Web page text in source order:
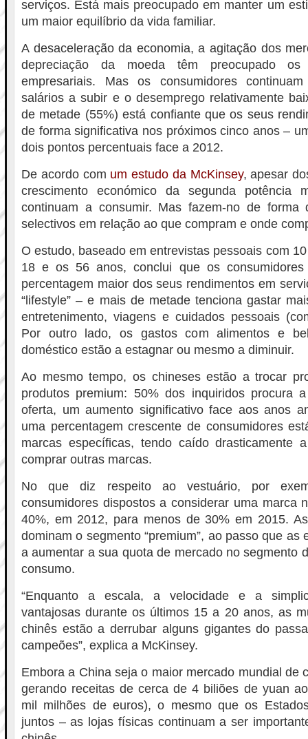
serviços. Está mais preocupado em manter um
um maior equilíbrio da vida familiar.
A desaceleração da economia, a agitação dos
depreciação da moeda têm preocupado
empresariais. Mas os consumidores
salários a subir e o desemprego relativamente
de metade (55%) está confiante que os seus
de forma significativa nos próximos cinco anos –
dois pontos percentuais face a 2012.
De acordo com um estudo da McKinsey, apesar
crescimento económico da segunda potência
continuam a consumir. Mas fazem-no de forma
selectivos em relação ao que compram e onde
O estudo, baseado em entrevistas pessoais com
18 e os 56 anos, conclui que os
percentagem maior dos seus rendimentos em
“lifestyle” – e mais de metade tenciona gastar
entretenimento, viagens e cuidados pessoais
Por outro lado, os gastos com alimentos e
doméstico estão a estagnar ou mesmo a diminuir.
Ao mesmo tempo, os chineses estão a trocar
produtos premium: 50% dos inquiridos procura
oferta, um aumento significativo face aos anos
uma percentagem crescente de consumidores
marcas específicas, tendo caído drasticamente
comprar outras marcas.
No que diz respeito ao vestuário, por
consumidores dispostos a considerar uma marca
40%, em 2012, para menos de 30% em 2015.
dominam o segmento “premium”, ao passo que as
a aumentar a sua quota de mercado no segmento
consumo.
“Enquanto a escala, a velocidade e a
vantajosas durante os últimos 15 a 20 anos, as
chinês estão a derrubar alguns gigantes do
campeões”, explica a McKinsey.
Embora a China seja o maior mercado mundial de
gerando receitas de cerca de 4 biliões de yuan
mil milhões de euros), o mesmo que os
juntos – as lojas físicas continuam a ser